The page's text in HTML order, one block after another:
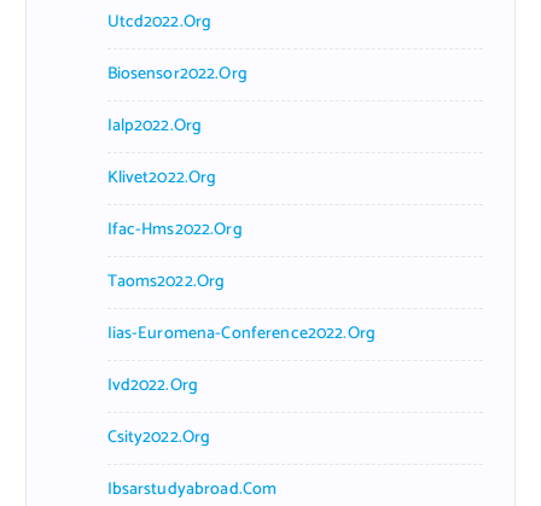
Utcd2022.org
Biosensor2022.org
Ialp2022.org
Klivet2022.org
Ifac-Hms2022.org
Taoms2022.org
Iias-Euromena-Conference2022.org
Ivd2022.org
Csity2022.org
Ibsarstudyabroad.com